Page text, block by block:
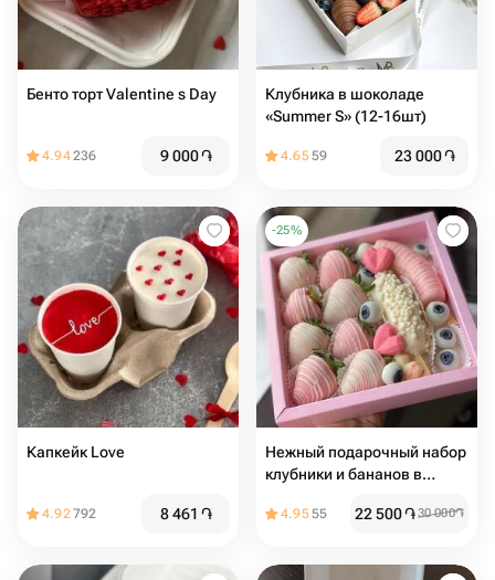
Бенто торт Valentine s Day
4.94236 9 000֏
Клубника в шоколаде
«Summer S» (12-16шт)
4.6559 23 000֏
Капкейк Love
4.92792 8 461 ֏
-25%
Нежный подарочный набор
клубники и бананов в
4.9555 22 500֏30 000֏